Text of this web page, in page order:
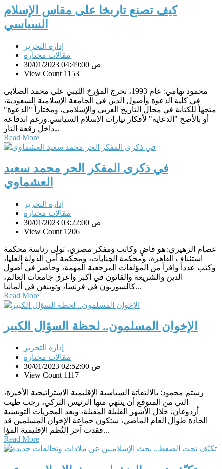
كيف تصنع تاريخا على مقاس الإسلام
السياسي
إدارة التحرير
مقالات مختارة
30/01/2023 04:49:00 ص
View Count 1153
محمود تهامي: عام 1993، تخرج المؤرخ الليبي علي محمد الصلابي
في كلية الدعوة وأصول الدين في الجامعة الإسلامية السعودية،
متجهاً للكتابة في مجال التاريخ العربي والإسلامي، ومختاراً "الدعوة"
أو بالأصح "الدعاية" لأفكار تيارات الإسلام السياسي.ورغم اندفاعه
داخل رقعة التار...
Read More
في ذكرى المفكر الحر محمد سعيد
العشماوي
إدارة التحرير
مقالات مختارة
30/01/2023 03:22:00 ص
View Count 1206
عصام الزهيري: هو قاضٍ وكاتب ومفكر مصري، تولى رئاسة محكمة
استئناف القاهرة، ومحكمة الجنايات، ومحكمة أمن الدولة العليا،
وكتب عدداً وافراً من المؤلفات المرجعية المهمة، وحاضر في أصول
الدين والشريعة والقانون في أكبر وأعرق جامعات العالم،
كالسوربون في فرنسا، وتوبنغن في ألمانيا...
Read More
الإخوان المسلمون.. لحظة السؤال الكبير
إدارة التحرير
مقالات مختارة
30/01/2023 02:52:00 ص
View Count 1117
رستم محمود: بالالتفاتة السياسية الإقليمية الاستراتيجية الأخيرة،
التي من المتوقع أن ينتهي منها الرئيس التركي، رجب طيب
أردوغان، خلال الأشهر القليلة المقبلة، وبعد المجريات التونسية
الحادة طوال العام الماضي، ستكون جماعة الإخوان المسلمين قد
فقدت آخر النُظم الإقليمية المؤا...
Read More